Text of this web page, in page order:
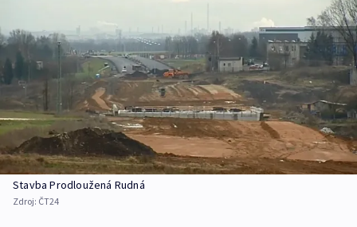
Stavba Prodloužená Rudná
Zdroj: ČT24